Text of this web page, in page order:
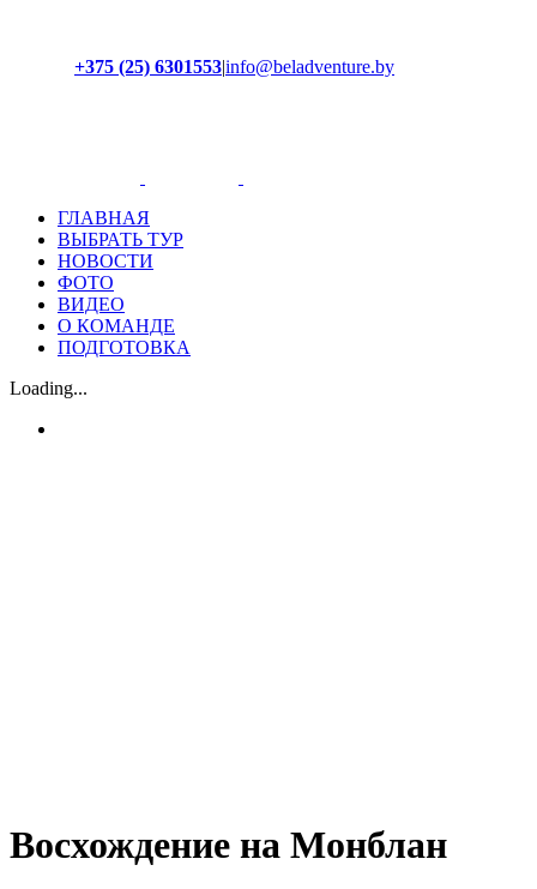
+375 (25) 6301553|info@beladventure.by
ГЛАВНАЯ
ВЫБРАТЬ ТУР
НОВОСТИ
ФОТО
ВИДЕО
О КОМАНДЕ
ПОДГОТОВКА
Loading...
Восхождение на Монблан